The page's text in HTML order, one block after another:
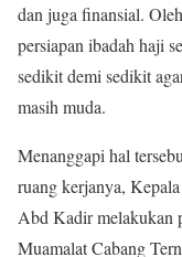
dan juga finansial.
persiapan ibadah haji
sedikit demi sedikit
masih muda.
Menanggapi hal
ruang kerjanya,
Abd Kadir melakukan
Muamalat Cabang